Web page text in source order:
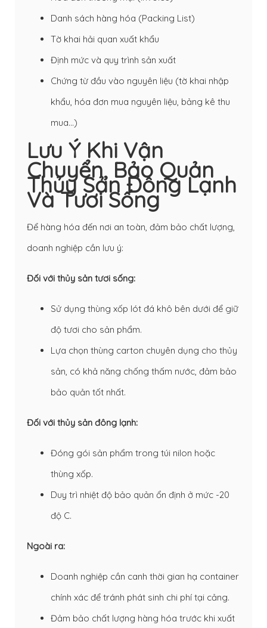
Danh sách hàng hóa (Packing List)
Tờ khai hải quan xuất khẩu
Định mức và quy trình sản xuất
Chứng từ đầu vào nguyên liệu (tờ khai nhập
khẩu, hóa đơn mua nguyên liệu, bảng kê thu
mua…)
Lưu Ý Khi Vận
Chuyển, Bảo Quản
Thủy Sản Đông Lạnh
Và Tươi Sống
Để hàng hóa đến nơi an toàn, đảm bảo chất lượng,
doanh nghiệp cần lưu ý:
Đối với thủy sản tươi sống:
Sử dụng thùng xốp lót đá khô bên dưới để giữ
độ tươi cho sản phẩm.
Lựa chọn thùng carton chuyên dụng cho thủy
sản, có khả năng chống thấm nước, đảm bảo
bảo quản tốt nhất.
Đối với thủy sản đông lạnh:
Đóng gói sản phẩm trong túi nilon hoặc
thùng xốp.
Duy trì nhiệt độ bảo quản ổn định ở mức -20
độ C.
Ngoài ra:
Doanh nghiệp cần canh thời gian hạ container
chính xác để tránh phát sinh chi phí tại cảng.
Đảm bảo chất lượng hàng hóa trước khi xuất